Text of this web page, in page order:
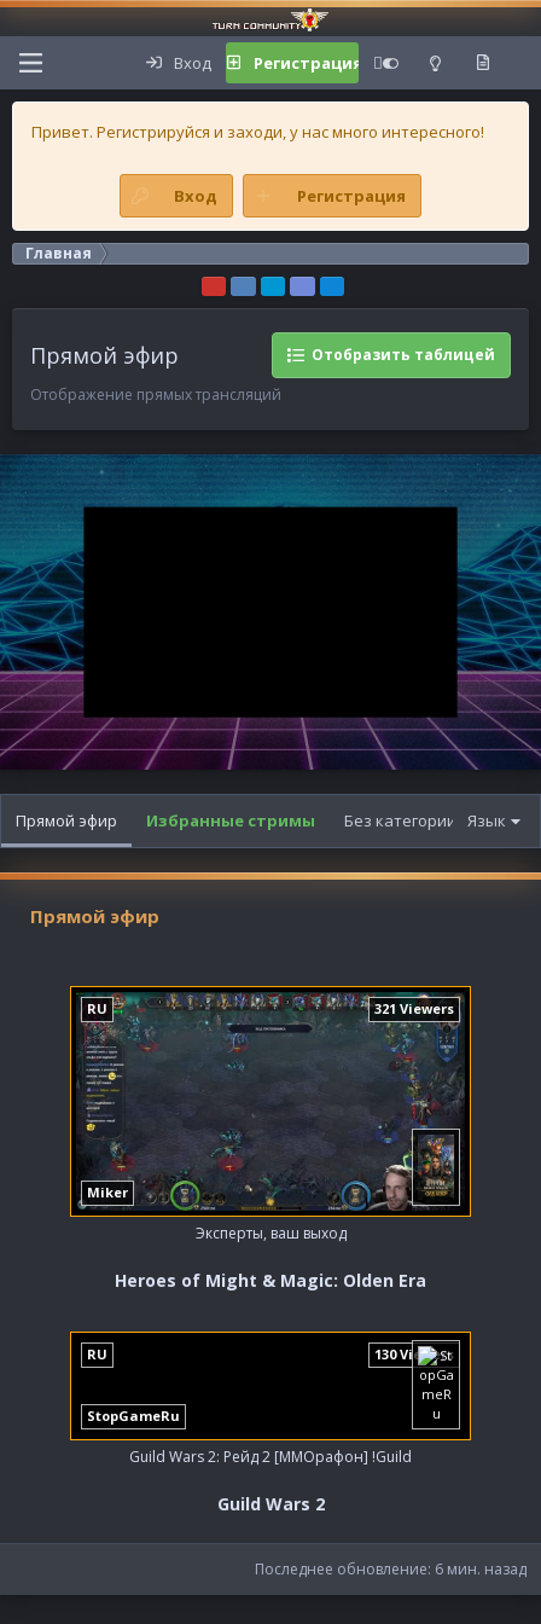
Вход Регистрация
Привет. Регистрируйся и заходи, у нас много интересного!
Вход Регистрация
Главная
Прямой эфир
Отобразить таблицей
Отображение прямых трансляций
Язык
Прямой эфир Избранные стримы Без категории
Прямой эфир
RU 321 Viewers
Miker
Эксперты, ваш выход
Heroes of Might & Magic: Olden Era
RU 130 Viewers
StopGameRu
Guild Wars 2: Рейд 2 [ММОрафон] !Guild
Guild Wars 2
Последнее обновление: 6 мин. назад